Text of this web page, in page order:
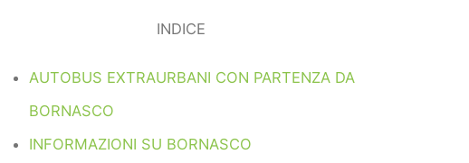
INDICE
AUTOBUS EXTRAURBANI CON PARTENZA DA
BORNASCO
INFORMAZIONI SU BORNASCO